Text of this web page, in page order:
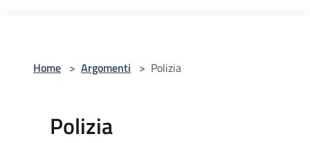
Home > Argomenti > Polizia
Polizia